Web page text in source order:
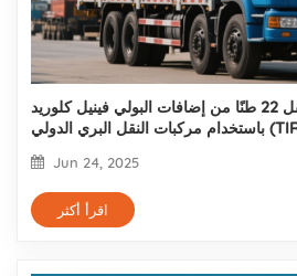
نقل 22 طنًا من إضافات البولي فينيل كلوريد (PVC) إلى موسكو
Jun 24, 2025
اقرأ أكثر